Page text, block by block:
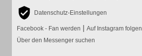
Datenschutz-Einstellungen
Facebook - Fan werden | Auf Instagram folgen
Über den Messenger suchen